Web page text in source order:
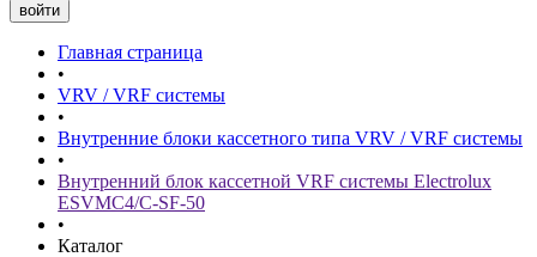
войти
Главная страница
•
VRV / VRF системы
•
Внутренние блоки кассетного типа VRV / VRF системы
•
Внутренний блок кассетной VRF системы Electrolux
ESVMC4/С-SF-50
•
Каталог